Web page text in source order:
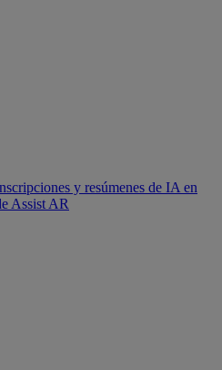
y resúmenes de IA en
Assist AR